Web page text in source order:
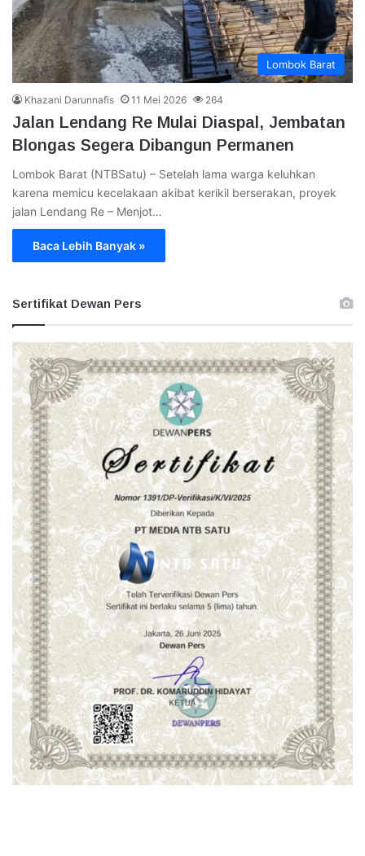
Lombok Barat
Khazani Darunnafis 11 Mei 2026 264
Jalan Lendang Re Mulai Diaspal, Jembatan
Blongas Segera Dibangun Permanen
Lombok Barat (NTBSatu) – Setelah lama warga keluhkan
karena memicu kecelakaan akibat kerikil berserakan, proyek
jalan Lendang Re – Menjot…
Baca Lebih Banyak »
Sertifikat Dewan Pers